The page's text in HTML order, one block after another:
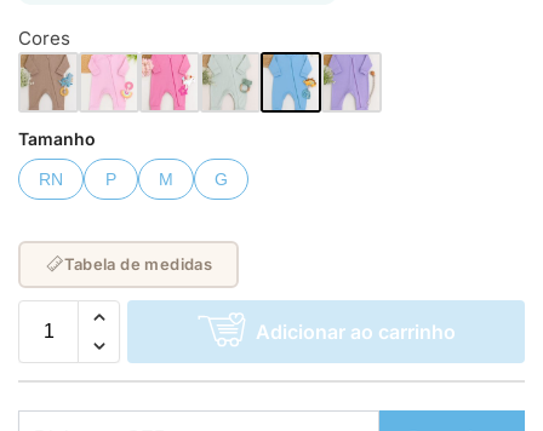
Cores
Tamanho
RN P M G
Tabela de medidas
Adicionar ao carrinho